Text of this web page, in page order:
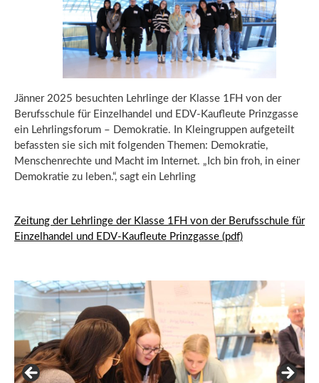
Jänner 2025 besuchten Lehrlinge der Klasse 1FH von der
Berufsschule für Einzelhandel und EDV-Kaufleute Prinzgasse
ein Lehrlingsforum – Demokratie. In Kleingruppen aufgeteilt
befassten sie sich mit folgenden Themen: Demokratie,
Menschenrechte und Macht im Internet. „Ich bin froh, in einer
Demokratie zu leben.“, sagt ein Lehrling
Zeitung der Lehrlinge der Klasse 1FH von der Berufsschule für
Einzelhandel und EDV-Kaufleute Prinzgasse (pdf)